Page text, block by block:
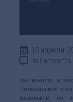
19 апреля,
No Comments
Как кинолог, я
Померанский
маленькие, но